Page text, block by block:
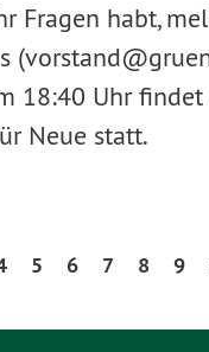
Fragen habt,
18:40 Uhr
Neue statt.
5 6 7 8 9